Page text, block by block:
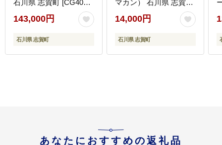
石川県 志賀町 [CG4017-
8] / 靴 シューズ 革靴 レ
ザーシューズ メンズ 男
性用 黒
143,000円
石川県 志賀町
マカン） 石川県 志賀町
CF2002] しっとり ザク
ザク 甘さ控えめ ラム酒
香る
14,000円
石川県 志賀町
あなたにおすすめの返礼品